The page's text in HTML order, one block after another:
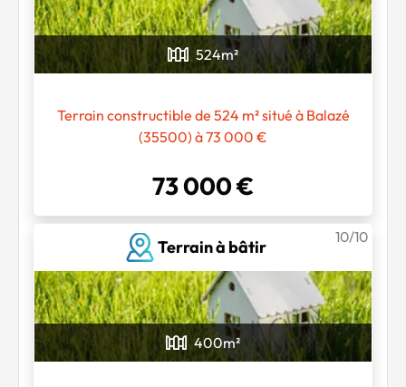
524m²
Terrain constructible de 524 m² situé à Balazé
(35500) à 73 000 €
73 000 €
Terrain à bâtir
10/10
400m²